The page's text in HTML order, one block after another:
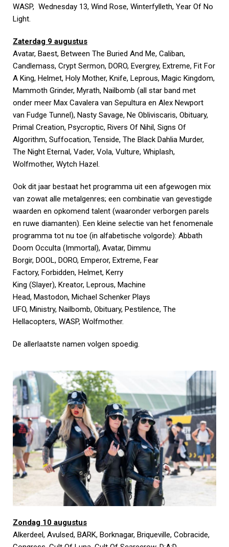
WASP, Wednesday 13, Wind Rose, Winterfylleth, Year Of No
Light.
Zaterdag 9 augustus
Avatar, Baest, Between The Buried And Me, Caliban,
Candlemass, Crypt Sermon, DORO, Evergrey, Extreme, Fit For
A King, Helmet, Holy Mother, Knife, Leprous, Magic Kingdom,
Mammoth Grinder, Myrath, Nailbomb (all star band met
onder meer Max Cavalera van Sepultura en Alex Newport
van Fudge Tunnel), Nasty Savage, Ne Obliviscaris, Obituary,
Primal Creation, Psycroptic, Rivers Of Nihil, Signs Of
Algorithm, Suffocation, Tenside, The Black Dahlia Murder,
The Night Eternal, Vader, Vola, Vulture, Whiplash,
Wolfmother, Wytch Hazel.
Ook dit jaar bestaat het programma uit een afgewogen mix
van zowat alle metalgenres; een combinatie van gevestigde
waarden en opkomend talent (waaronder verborgen parels
en ruwe diamanten). Een kleine selectie van het fenomenale
programma tot nu toe (in alfabetische volgorde): Abbath
Doom Occulta (Immortal), Avatar, Dimmu
Borgir, DOOL, DORO, Emperor, Extreme, Fear
Factory, Forbidden, Helmet, Kerry
King (Slayer), Kreator, Leprous, Machine
Head, Mastodon, Michael Schenker Plays
UFO, Ministry, Nailbomb, Obituary, Pestilence, The
Hellacopters, WASP, Wolfmother.
De allerlaatste namen volgen spoedig.
Zondag 10 augustus
Alkerdeel, Avulsed, BARK, Borknagar, Briqueville, Cobracide,